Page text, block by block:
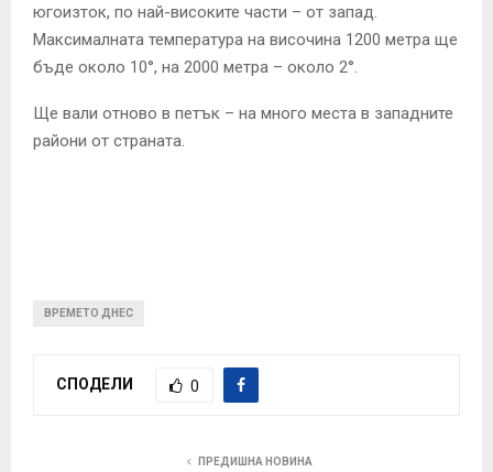
югоизток, по най-високите части – от запад.
Максималната температура на височина 1200 метра ще
бъде около 10°, на 2000 метра – около 2°.
Ще вали отново в петък – на много места в западните
райони от страната.
ВРЕМЕТО ДНЕС
СПОДЕЛИ 0
ПРЕДИШНА НОВИНА